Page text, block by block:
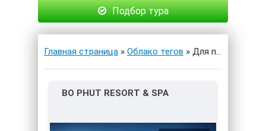
Подбор тура
Главная страница » Облако тегов » Для пар без детей » Страница 2
BO PHUT RESORT & SPA